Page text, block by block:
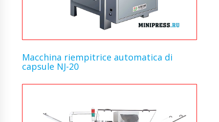
Macchina riempitrice automatica di
capsule NJ-20